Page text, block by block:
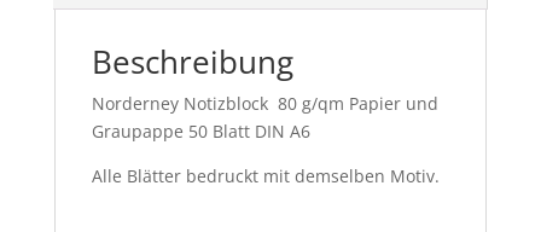
Beschreibung
Norderney Notizblock 80 g/qm Papier und
Graupappe 50 Blatt DIN A6
Alle Blätter bedruckt mit demselben Motiv.